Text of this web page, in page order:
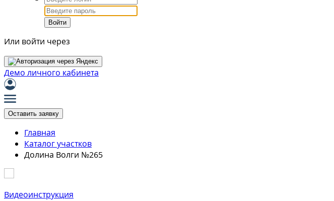
Войти
Или войти через
Демо личного кабинета
Оставить заявку
Главная
Каталог участков
Долина Волги №265
Видеоинструкция